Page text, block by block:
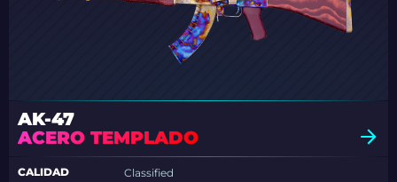
AK-47
ACERO TEMPLADO
CALIDAD
Classified